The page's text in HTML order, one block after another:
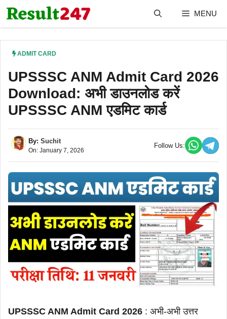
Skip
to
MENU
ADMIT CARD
UPSSSC ANM Admit Card 2026
Download: अभी डाउनलोड करें
UPSSSC ANM एडमिट कार्ड
By: Suchit
On: January 7, 2026
Follow Us:
UPSSSC ANM Admit Card 2026 : अभी-अभी उत्तर